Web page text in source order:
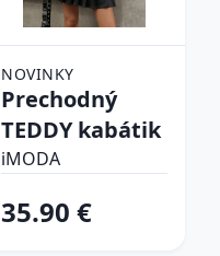
NOVINKY
Prechodný
TEDDY kabátik
iMODA
35.90 €